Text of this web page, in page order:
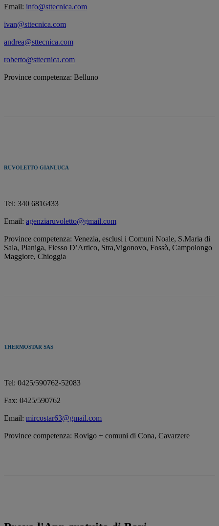
Email: info@sttecnica.com
ivan@sttecnica.com
andrea@sttecnica.com
roberto@sttecnica.com
Province competenza: Belluno
RUVOLETTO GIANLUCA
Tel: 340 6816433
Email: agenziaruvoletto@gmail.com
Province competenza: Venezia, esclusi i Comuni Noale, S.Maria di
Sala, Pianiga, Fiesso D’Artico, Stra,Vigonovo, Fossò, Campolongo
Maggiore, Chioggia
THERMOSTAR SAS
Tel: 0425/590762-52083
Fax: 0425/590762
Email: mircostar63@gmail.com
Province competenza: Rovigo + comuni di Cona, Cavarzere